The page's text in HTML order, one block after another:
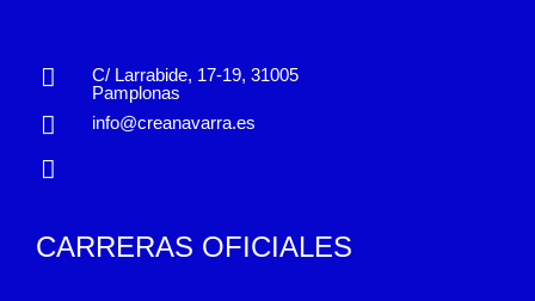
C/ Larrabide, 17-19, 31005
Pamplonas
info@creanavarra.es
CARRERAS OFICIALES